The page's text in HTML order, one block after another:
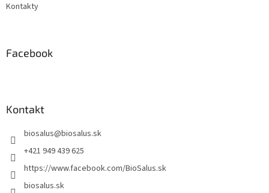
Kontakty
Facebook
Kontakt
biosalus@biosalus.sk
+421 949 439 625
https://www.facebook.com/BioSalus.sk
biosalus.sk